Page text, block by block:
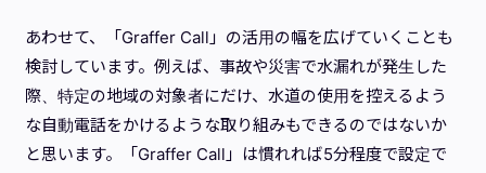
あわせて、「Graffer Call」の活用の幅を広げていくことも
検討しています。例えば、事故や災害で水漏れが発生した
際、特定の地域の対象者にだけ、水道の使用を控えるよう
な自動電話をかけるような取り組みもできるのではないか
と思います。「Graffer Call」は慣れれば5分程度で設定で